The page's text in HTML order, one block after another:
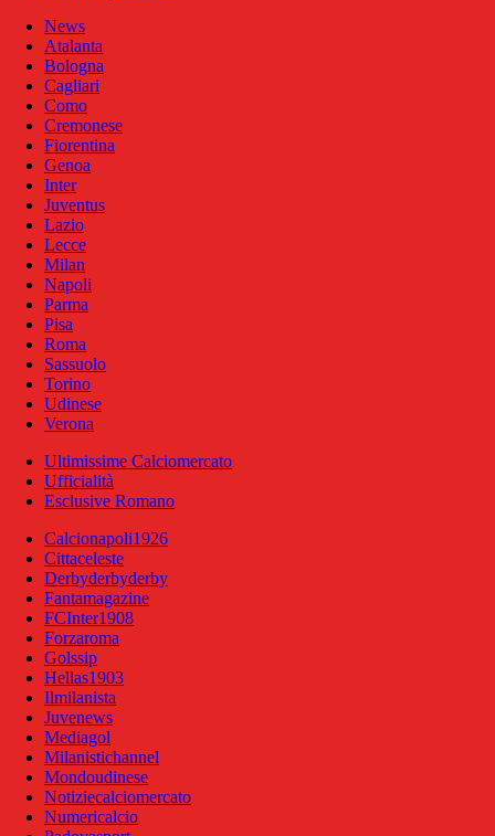
News
Atalanta
Bologna
Cagliari
Como
Cremonese
Fiorentina
Genoa
Inter
Juventus
Lazio
Lecce
Milan
Napoli
Parma
Pisa
Roma
Sassuolo
Torino
Udinese
Verona
Ultimissime Calciomercato
Ufficialità
Esclusive Romano
Calcionapoli1926
Cittaceleste
Derbyderbyderby
Fantamagazine
FCInter1908
Forzaroma
Golssip
Hellas1903
Ilmilanista
Juvenews
Mediagol
Milanistichannel
Mondoudinese
Notiziecalciomercato
Numericalcio